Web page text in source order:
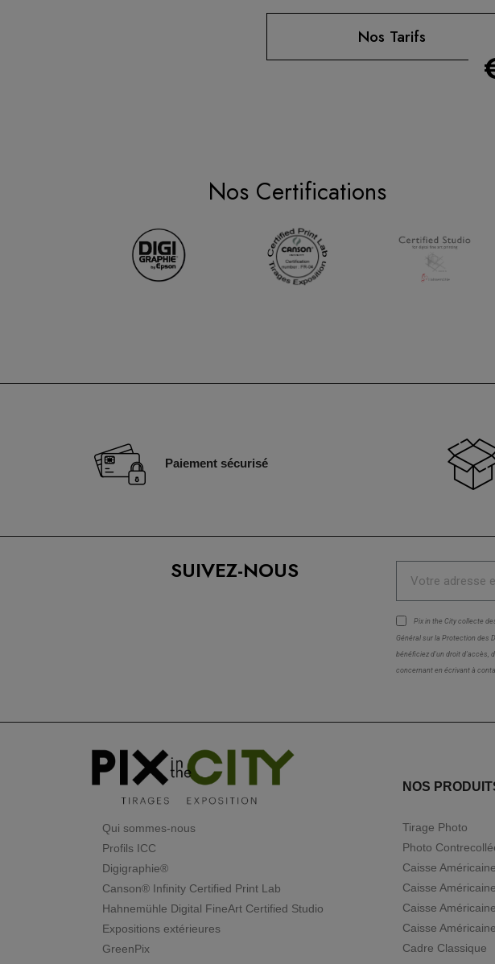
Nos Tarifs
Nos Certifications
Paiement sécurisé
SUIVEZ-NOUS
Pix in the City collecte
Général sur la Protection des
bénéficiez d'un droit d'accès,
concernant en écrivant à
Qui sommes-nous
Profils ICC
Digigraphie®
Canson® Infinity Certified Print Lab
Hahnemühle Digital FineArt Certified Studio
Expositions extérieures
GreenPix
NOS
Tirage Photo
Photo
Caisse
Caisse
Caisse
Caisse
Cadre Classique